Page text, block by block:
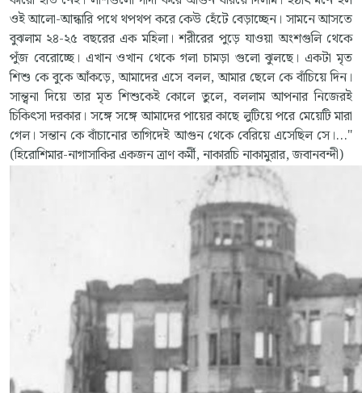
ওই আলো-আন্ধারি পথে থপথপ করে কেউ হেঁটে বেড়াচ্ছেন। সামনে আসতে
বুঝলাম ২৪-২৫ বছরের এক মহিলা। শরীরের পুড়ে যাওয়া অংশগুলি থেকে
পুঁজ বেরোচ্ছে। এখান ওখান থেকে গলা চামড়া গুলো ঝুলছে। একটা মৃত
শিশু কে বুকে আঁকড়ে, আমাদের এসে বলল, আমার ছেলে কে বাঁচিয়ে দিন।
সান্ত্বনা দিয়ে তার মৃত শিশুকেই কোলে তুলে, বললাম আপনার নিজেরই
চিকিৎসা দরকার। সঙ্গে সঙ্গে আমাদের পায়ের কাছে লুটিয়ে পরে মেয়েটি মারা
গেল। সন্তান কে বাঁচানোর তাগিদেই আগুন থেকে বেরিয়ে এসেছিল সে।..."
(হিরোশিমার-নাগাসাকির একজন ত্রাণ কর্মী, নাকারচি নাকামুরার, জবানবন্দী)